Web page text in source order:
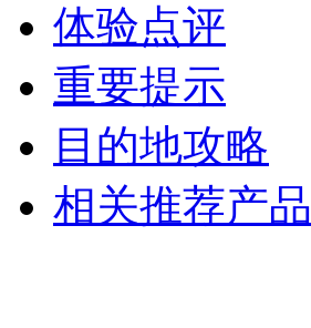
体验点评
重要提示
目的地攻略
相关推荐产品